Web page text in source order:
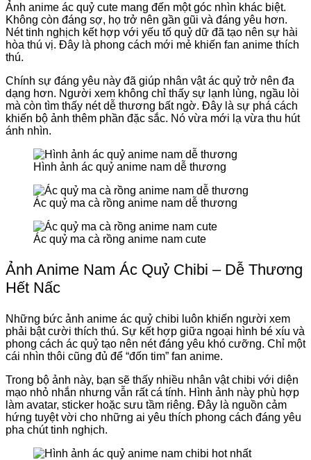
Ảnh anime ác quỷ cute mang đến một góc nhìn khác biệt.
Không còn đáng sợ, họ trở nên gần gũi và đáng yêu hơn.
Nét tinh nghịch kết hợp với yếu tố quỷ dữ đã tạo nên sự hài
hòa thú vị. Đây là phong cách mới mẻ khiến fan anime thích
thú.
Chính sự đáng yêu này đã giúp nhân vật ác quỷ trở nên đa
dạng hơn. Người xem không chỉ thấy sự lạnh lùng, ngầu lòi
mà còn tìm thấy nét dễ thương bất ngờ. Đây là sự phá cách
khiến bộ ảnh thêm phần đặc sắc. Nó vừa mới lạ vừa thu hút
ánh nhìn.
Hình ảnh ác quỷ anime nam dễ thương
Ác quỷ ma cà rồng anime nam dễ thương
Ác quỷ ma cà rồng anime nam cute
Ảnh Anime Nam Ác Quỷ Chibi – Dễ Thương
Hết Nấc
Những bức ảnh anime ác quỷ chibi luôn khiến người xem
phải bật cười thích thú. Sự kết hợp giữa ngoại hình bé xíu và
phong cách ác quỷ tạo nên nét đáng yêu khó cưỡng. Chỉ một
cái nhìn thôi cũng đủ để “đốn tim” fan anime.
Trong bộ ảnh này, bạn sẽ thấy nhiều nhân vật chibi với diện
mạo nhỏ nhắn nhưng vẫn rất cá tính. Hình ảnh này phù hợp
làm avatar, sticker hoặc sưu tầm riêng. Đây là nguồn cảm
hứng tuyệt vời cho những ai yêu thích phong cách đáng yêu
pha chút tinh nghịch.